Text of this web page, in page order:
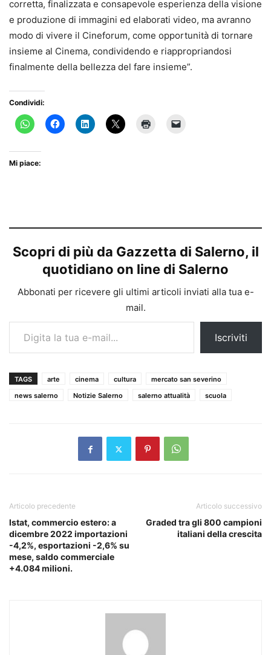
corretta, finalizzata e consapevole esperienza della visione
e produzione di immagini ed elaborati video, ma avranno
modo di vivere il Cineforum, come opportunità di tornare
insieme al Cinema, condividendo e riappropriandosi
finalmente della bellezza del fare insieme”.
Condividi:
Mi piace:
Scopri di più da Gazzetta di Salerno, il
quotidiano on line di Salerno
Abbonati per ricevere gli ultimi articoli inviati alla tua e-
mail.
Digita la tua e-mail...
Iscriviti
TAGS arte cinema cultura
mercato san severino
news salerno
Notizie Salerno salerno attualità scuola
Articolo precedente
Istat, commercio estero: a
dicembre 2022 importazioni
-4,2%, esportazioni -2,6% su
mese, saldo commerciale
+4.084 milioni.
Articolo successivo
Graded tra gli 800 campioni
italiani della crescita